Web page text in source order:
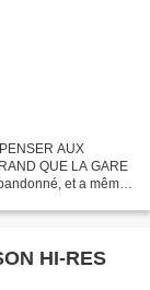
AUX
QUE LA GARE
et a même
HI-RES